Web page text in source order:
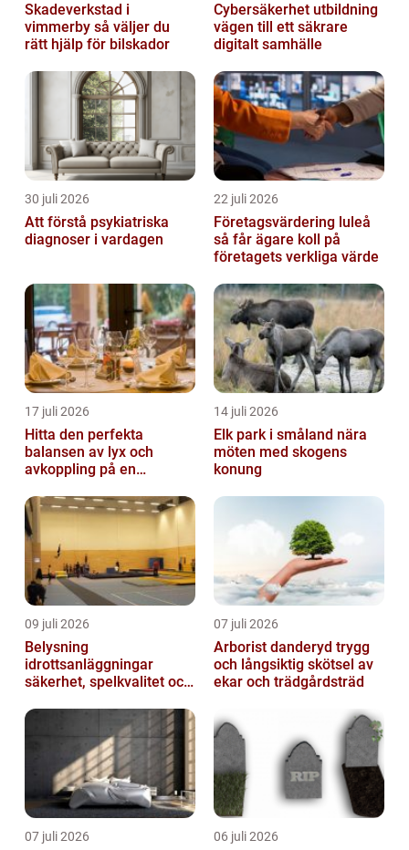
Skadeverkstad i
vimmerby så väljer du
rätt hjälp för bilskador
Cybersäkerhet utbildning
vägen till ett säkrare
digitalt samhälle
30 juli 2026
Att förstå psykiatriska
diagnoser i vardagen
22 juli 2026
Företagsvärdering luleå
så får ägare koll på
företagets verkliga värde
17 juli 2026
Hitta den perfekta
balansen av lyx och
avkoppling på en
Östermalm
14 juli 2026
Elk park i småland nära
möten med skogens
konung
09 juli 2026
Belysning
idrottsanläggningar
säkerhet, spelkvalitet och
07 juli 2026
Arborist danderyd trygg
och långsiktig skötsel av
ekar och trädgårdsträd
07 juli 2026 06 juli 2026